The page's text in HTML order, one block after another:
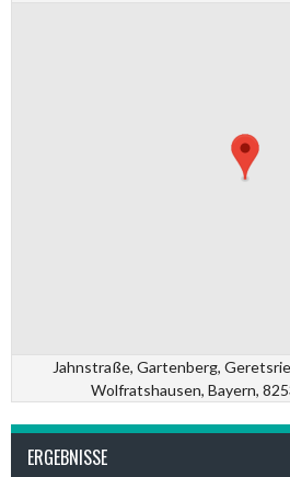
Jahnstraße, Gartenberg,
Wolfratshausen, Bayern,
ERGEBNISSE